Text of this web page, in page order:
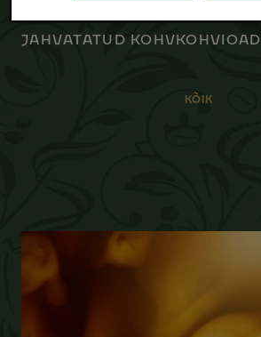
JAHVATATUD KOHVKOHVIOAD
KÕIK